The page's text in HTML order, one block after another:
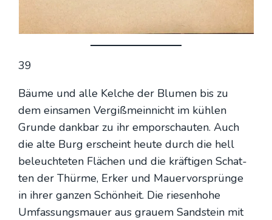
39
Bäu­me und alle Kel­che der Blu­men bis zu
dem ein­sa­men Ver­giß­mein­nicht im küh­len
Grun­de dank­bar zu ihr empor­schau­ten. Auch
die alte Burg erscheint heu­te durch die hell
beleuch­te­ten Flä­chen und die kräf­ti­gen Schat­
ten der Thür­me, Erker und Mau­er­vor­sprün­ge
in ihrer gan­zen Schön­heit. Die rie­sen­ho­he
Umfas­sungs­mau­er aus grau­em Sand­stein mit